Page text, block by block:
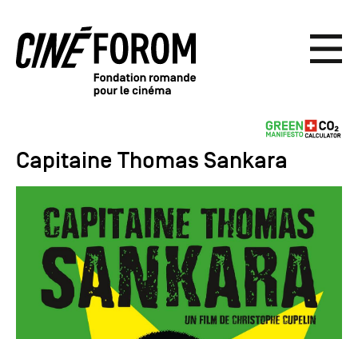
Capitaine Thomas Sankara